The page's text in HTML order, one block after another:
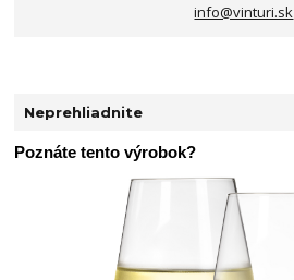
info@vinturi.sk
Neprehliadnite
Poznáte tento výrobok?